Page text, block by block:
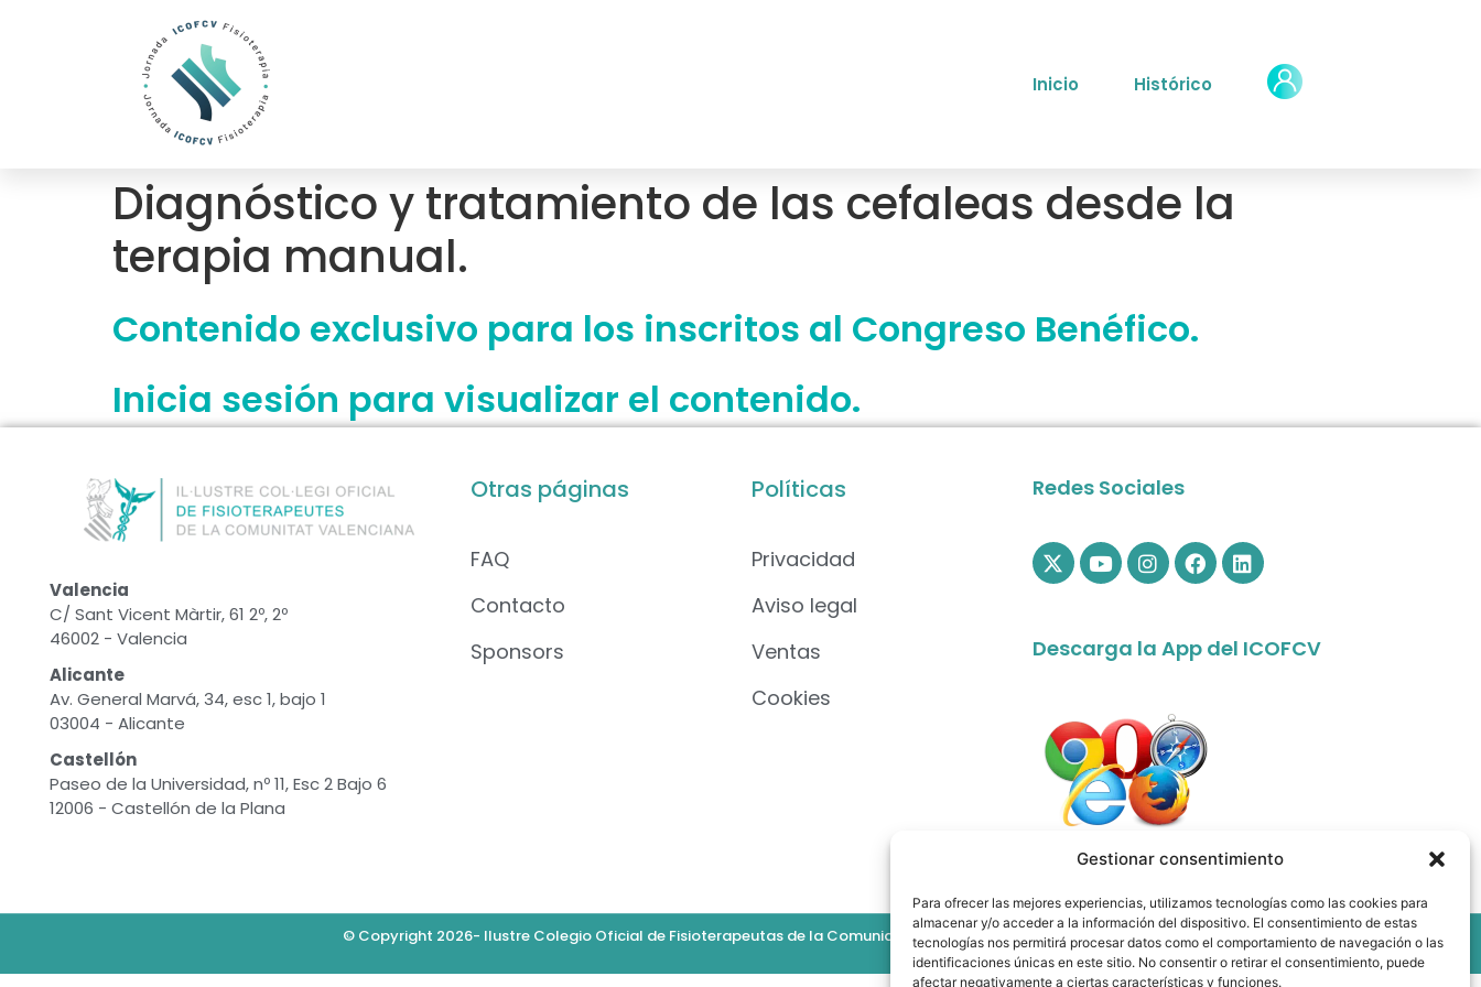
Gestionar consentimiento
Para ofrecer las mejores experiencias, utilizamos tecnologías como las cookies para
almacenar y/o acceder a la información del dispositivo. El consentimiento de estas
tecnologías nos permitirá procesar datos como el comportamiento de navegación o las
identificaciones únicas en este sitio. No consentir o retirar el consentimiento, puede
afectar negativamente a ciertas características y funciones.
Inicio Histórico
Diagnóstico y tratamiento de las cefaleas desde la
terapia manual.
Contenido exclusivo para los inscritos al Congreso Benéfico.
Inicia sesión para visualizar el contenido.
Valencia
C/ Sant Vicent Màrtir, 61 2º, 2º
46002 - Valencia
Alicante
Av. General Marvá, 34, esc 1, bajo 1
03004 - Alicante
Castellón
Paseo de la Universidad, nº 11, Esc 2 Bajo 6
12006 - Castellón de la Plana
Otras páginas
FAQ
Contacto
Sponsors
Políticas
Privacidad
Aviso legal
Ventas
Cookies
Redes Sociales
Descarga la App del ICOFCV
© Copyright 2026- Ilustre Colegio Oficial de Fisioterapeutas de la Comunidad Valenciana. All rights reserved.